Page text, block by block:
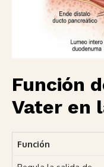
Función
Vater en
Función